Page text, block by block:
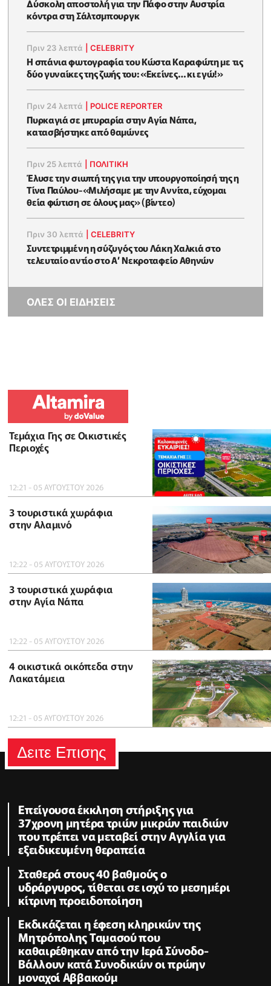
Δύσκολη αποστολή για την Πάφο στην Αυστρία
κόντρα στη Σάλτσμπουργκ
Πριν 23 λεπτά |CELEBRITY
Η σπάνια φωτογραφία του Κώστα Καραφώτη με τις
δύο γυναίκες της ζωής του: «Εκείνες… κι εγώ!»
Πριν 24 λεπτά POLICE REPORTER
Πυρκαγιά σε μπυραρία στην Αγία Νάπα,
κατασβήστηκε από θαμώνες
Πριν 25 λεπτά ΠΟΛΙΤΙΚΗ
Έλυσε την σιωπή της για την υπουργοποίησή της η
Τίνα Παύλου-«Μιλήσαμε με την Αννίτα, εύχομαι
θεία φώτιση σε όλους μας» (βίντεο)
Πριν 30 λεπτά |CELEBRITY
Συντετριμμένη η σύζυγός του Λάκη Χαλκιά στο
τελευταίο αντίο στο Α’ Νεκροταφείο Αθηνών
ΟΛΕΣ ΟΙ ΕΙΔΗΣΕΙΣ
Τεμάχια Γης σε Οικιστικές
Περιοχές
12:21 - 05 ΑΥΓΟΥΣΤΟΥ 2026
3 τουριστικά χωράφια
στην Αλαμινό
12:22 - 05 ΑΥΓΟΥΣΤΟΥ 2026
3 τουριστικά χωράφια
στην Αγία Νάπα
12:22 - 05 ΑΥΓΟΥΣΤΟΥ 2026
4 οικιστικά οικόπεδα στην
Λακατάμεια
12:21 - 05 ΑΥΓΟΥΣΤΟΥ 2026
Δειτε Επισης
Επείγουσα έκκληση στήριξης για
37χρονη μητέρα τριών μικρών παιδιών
που πρέπει να μεταβεί στην Αγγλία για
εξειδικευμένη θεραπεία
Σταθερά στους 40 βαθμούς ο
υδράργυρος, τίθεται σε ισχύ το μεσημέρι
κίτρινη προειδοποίηση
Εκδικάζεται η έφεση κληρικών της
Μητρόπολης Ταμασού που
καθαιρέθηκαν από την Ιερά Σύνοδο-
Βάλλουν κατά Συνοδικών οι πρώην
μοναχοί Αββακούμ